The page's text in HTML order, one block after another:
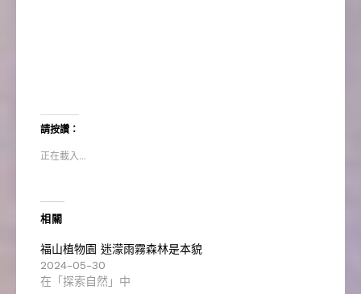
請按讚：
正在載入...
相關
福山植物園 迷濛雨霧森林是本貌
2024-05-30
在「探索自然」中